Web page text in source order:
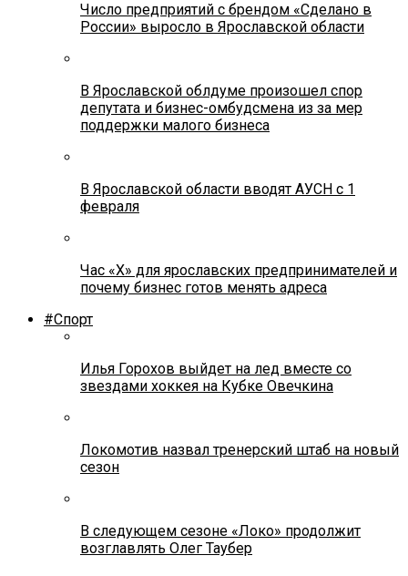
Число предприятий с брендом «Сделано в
России» выросло в Ярославской области
В Ярославской облдуме произошел спор
депутата и бизнес-омбудсмена из за мер
поддержки малого бизнеса
В Ярославской области вводят АУСН с 1
февраля
Час «Х» для ярославских предпринимателей и
почему бизнес готов менять адреса
#Спорт
Илья Горохов выйдет на лед вместе со
звездами хоккея на Кубке Овечкина
Локомотив назвал тренерский штаб на новый
сезон
В следующем сезоне «Локо» продолжит
возглавлять Олег Таубер